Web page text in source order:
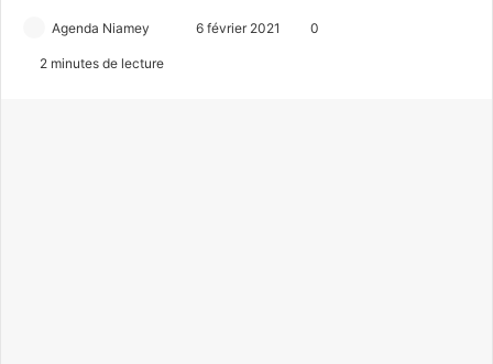
Agenda Niamey 6 février 2021 0
2 minutes de lecture